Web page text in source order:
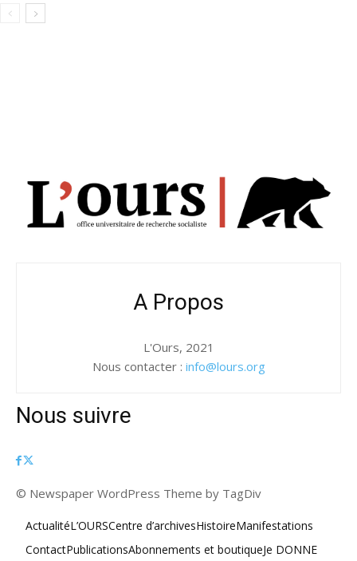
A Propos
L'Ours, 2021
Nous contacter : info@lours.org
Nous suivre
© Newspaper WordPress Theme by TagDiv
ActualitéL’OURSCentre d’archivesHistoireManifestations
ContactPublicationsAbonnements et boutiqueJe DONNE